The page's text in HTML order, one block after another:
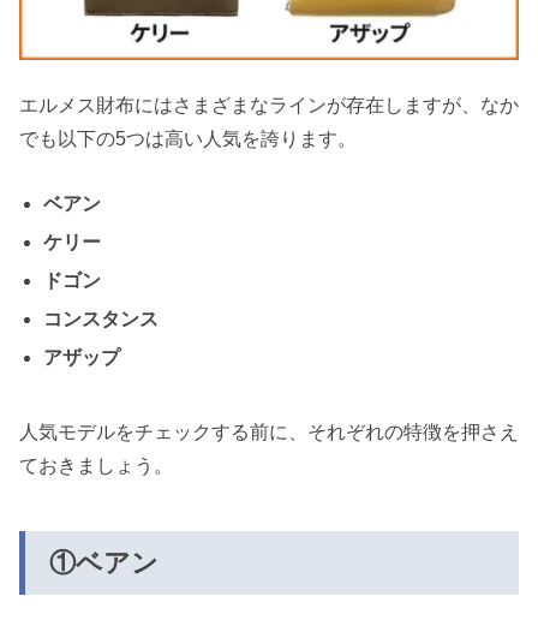
エルメス財布にはさまざまなラインが存在しますが、なか
でも以下の5つは高い人気を誇ります。
ベアン
ケリー
ドゴン
コンスタンス
アザップ
人気モデルをチェックする前に、それぞれの特徴を押さえ
ておきましょう。
①ベアン